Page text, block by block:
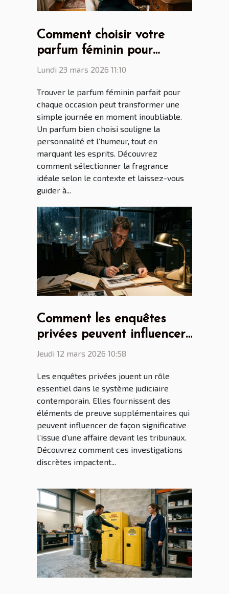
Comment choisir votre
parfum féminin pour
chaque occasion ?
Lundi 23 mars 2026 11:10
Trouver le parfum féminin parfait pour
chaque occasion peut transformer une
simple journée en moment inoubliable.
Un parfum bien choisi souligne la
personnalité et l’humeur, tout en
marquant les esprits. Découvrez
comment sélectionner la fragrance
idéale selon le contexte et laissez-vous
guider à...
Comment les enquêtes
privées peuvent influencer
les décisions judiciaires ?
Jeudi 12 mars 2026 10:58
Les enquêtes privées jouent un rôle
essentiel dans le système judiciaire
contemporain. Elles fournissent des
éléments de preuve supplémentaires qui
peuvent influencer de façon significative
l’issue d’une affaire devant les tribunaux.
Découvrez comment ces investigations
discrètes impactent...